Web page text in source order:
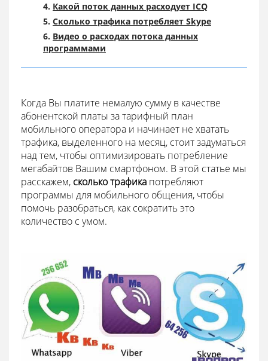
Какой поток данных расходует ICQ
Сколько трафика потребляет Skype
Видео о расходах потока данных
программами
Когда Вы платите немалую сумму в качестве
абонентской платы за тарифный план
мобильного оператора и начинает не хватать
трафика, выделенного на месяц, стоит задуматься
над тем, чтобы оптимизировать потребление
мегабайтов Вашим смартфоном. В этой статье мы
расскажем, сколько трафика потребляют
программы для мобильного общения, чтобы
помочь разобраться, как сократить это
количество с умом.